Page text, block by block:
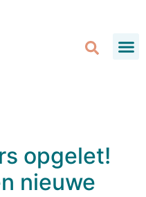
opgelet!
nieuwe